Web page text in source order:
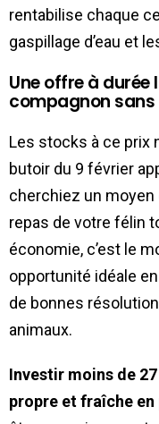
rentabilise chaque
gaspillage d’eau et
Une offre à
compagnon
Les stocks à ce prix
butoir du 9 février
cherchiez un
repas de votre félin
économie, c’est le
opportunité idéale
de bonnes
animaux.
Investir moins de
propre et fraîche en